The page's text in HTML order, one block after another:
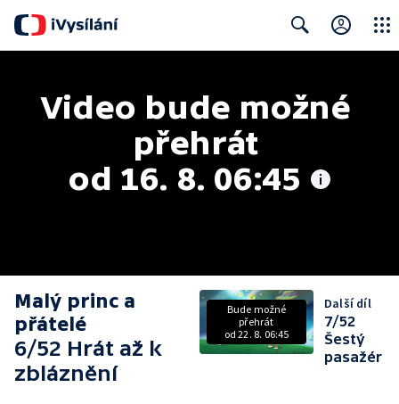
Video bude možné
přehrát
od 16. 8. 06:45
Malý princ a
přátelé
6/52 Hrát až k
zbláznění
Bude možné
přehrát
od 22. 8. 06:45
Další díl
7/52
Šestý
pasažér